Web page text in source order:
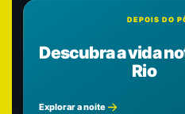
DEPOIS DO
Descubra a vida
Rio
Explorar a noite